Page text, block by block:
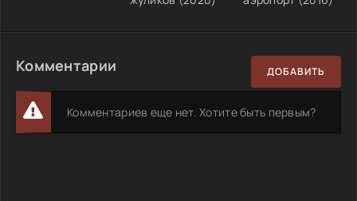
Комментарии ДОБАВИТЬ
Комментариев еще нет. Хотите быть первым?